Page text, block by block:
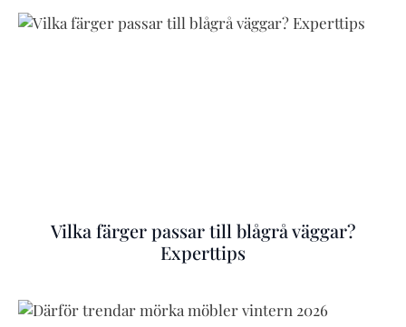
Vilka färger passar till blågrå väggar?
Experttips